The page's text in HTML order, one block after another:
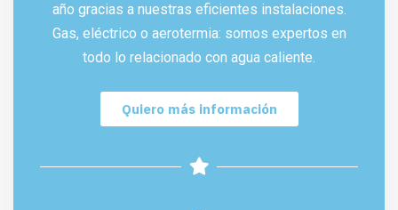
año gracias a nuestras eficientes instalaciones.
Gas, eléctrico o aerotermia: somos expertos en
todo lo relacionado con agua caliente.
Quiero más información